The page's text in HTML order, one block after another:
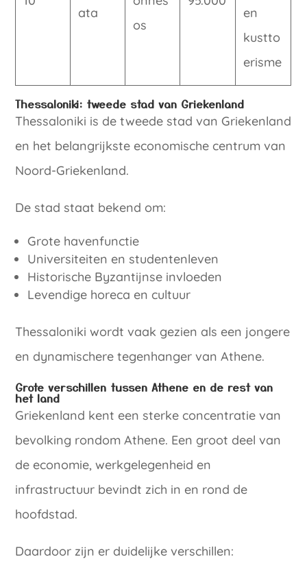
ata
os
en
kustto
erisme
Thessaloniki: tweede stad van Griekenland
Thessaloniki is de tweede stad van Griekenland
en het belangrijkste economische centrum van
Noord-Griekenland.
De stad staat bekend om:
Grote havenfunctie
Universiteiten en studentenleven
Historische Byzantijnse invloeden
Levendige horeca en cultuur
Thessaloniki wordt vaak gezien als een jongere
en dynamischere tegenhanger van Athene.
Grote verschillen tussen Athene en de rest van
het land
Griekenland kent een sterke concentratie van
bevolking rondom Athene. Een groot deel van
de economie, werkgelegenheid en
infrastructuur bevindt zich in en rond de
hoofdstad.
Daardoor zijn er duidelijke verschillen: